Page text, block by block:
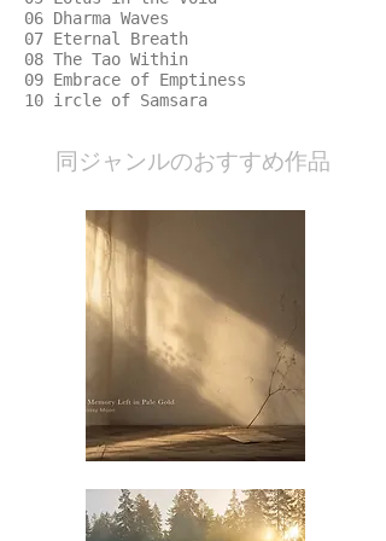
06 Dharma Waves
07 Eternal Breath
08 The Tao Within
09 Embrace of Emptiness
10 ircle of Samsara
​同ジャンルのおすすめ作品